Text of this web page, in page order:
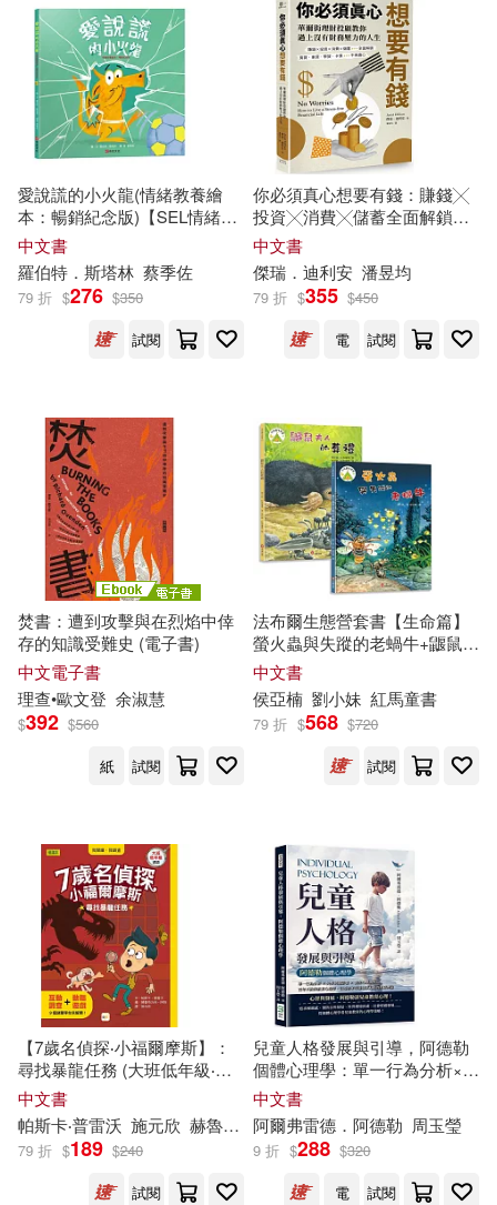
吳春虎（主編）(48) 推詞(48)
薛大龍（主編）(48)
醫師資格考試指導用書專家編寫組
ケイ・エム・プロデュース(47)
劉釗(47) 極楽(47)
池田理代子(47) 監察院(47)
（古希臘）柏拉圖(47)
劉增利（主編）(46)
千華名師(46)
（奧）阿爾弗雷德·阿德勒(46)
任康磊(45) 本叢書編委會(45)
馬德高（主編）(45)
亞瑟．柯南．道爾(44)
李娟娟(44)
聖才考研網(44) 劉興詩(43)
幼福編輯部(43)
チェリーズ(42)
西安電子科技大學出版社(827)
北京大學醫學出版社(824)
中國礦業大學出版社(797)
東南大學出版社(793)
遠流(762)
石油工業出版社(722)
西安交通大學出版社(720)
立信會計出版社(707)
哈爾濱工業大學出版社(704)
大連理工大學出版社(702)
Universal(688)
商周出版(680)
上海財經大學出版社(679)
北京航空航天大學出版社(678)
中國輕工業出版社(676)
中國環境科學出版社(665)
愛說謊的小火龍(情緒教養繪
本：暢銷紀念版)【SEL情緒素
養|品格教育|同理心|勇氣】★
坦承一切是彌補錯誤的第一步
★陪孩子練習放下心中的大石
頭
中文書
羅伯特．斯塔林 蔡季佐
79 折 $276 $350
試閱
你必須真心想要有錢：賺錢╳
投資╳消費╳儲蓄全面解鎖，
房貸‧車貸‧學貸‧卡債不再擔
心，華爾街理財投顧教你過上
沒有財務壓力的人生
中文書
傑瑞．迪利安 潘昱均
79 折 $355 $450
電
試閱
焚書：遭到攻擊與在烈焰中倖
存的知識受難史 (電子書)
中文電子書
理查•歐文登 余淑慧
$392 $560
紙
試閱
法布爾生態營套書【生命篇】
螢火蟲與失蹤的老蝸牛+鼴鼠夫
人的葬禮：兒童生命教育與自
然觀察繪本|培養觀察力、耐
心、同理心，認識生命的珍
貴，理解成長與離別。
中文書
侯亞楠 劉小妹 紅馬童書
79 折 $568 $720
試閱
【7歲名偵探‧小福爾摩斯】：
尋找暴龍任務 (大班低年級‧互
動遊戲推理讀本)
中文書
帕斯卡‧普雷沃 施元欣 赫魯特方丹‧阿特（Art Grootfontein）
79 折 $189 $240
試閱
兒童人格發展與引導，阿德勒
個體心理學：單一行為分析×外
界刺激影響×個案心理調查……
百年不敗的教育心理學，引導
孩子培養健康人格的教育理論
中文書
阿爾弗雷德．阿德勒 周玉瑩
9 折 $288 $320
電
試閱